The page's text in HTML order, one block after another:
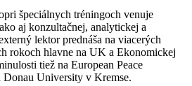
špeciálnych tréningoch venuje
aj konzultačnej, analytickej a
lektor prednáša na viacerých
rokoch hlavne na UK a Ekonomickej
tiež na European Peace
University v Kremse.